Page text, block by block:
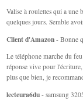
Valise à roulettes qui a une
quelques jours. Semble
Client d'Amazon - Bonne
Le téléphone marche du
réponse vive pour
plus que bien, je
lecteura6du - samsung